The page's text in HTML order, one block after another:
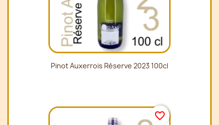
Pinot Auxerrois Réserve 2023 100cl
favorite_border